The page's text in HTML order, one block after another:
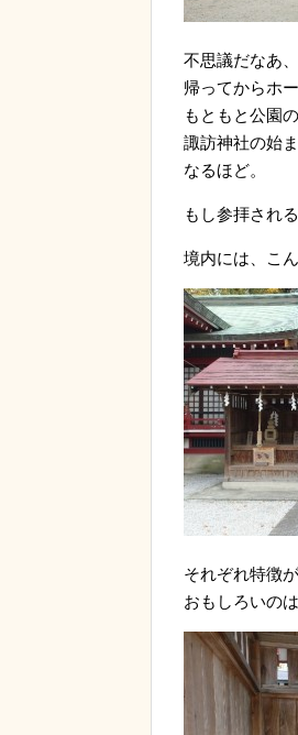
不思議だなあ
帰ってからホ
もともと公園
諏訪神社の始
なるほど。
もし参拝され
境内には、こ
それぞれ特徴
おもしろいの